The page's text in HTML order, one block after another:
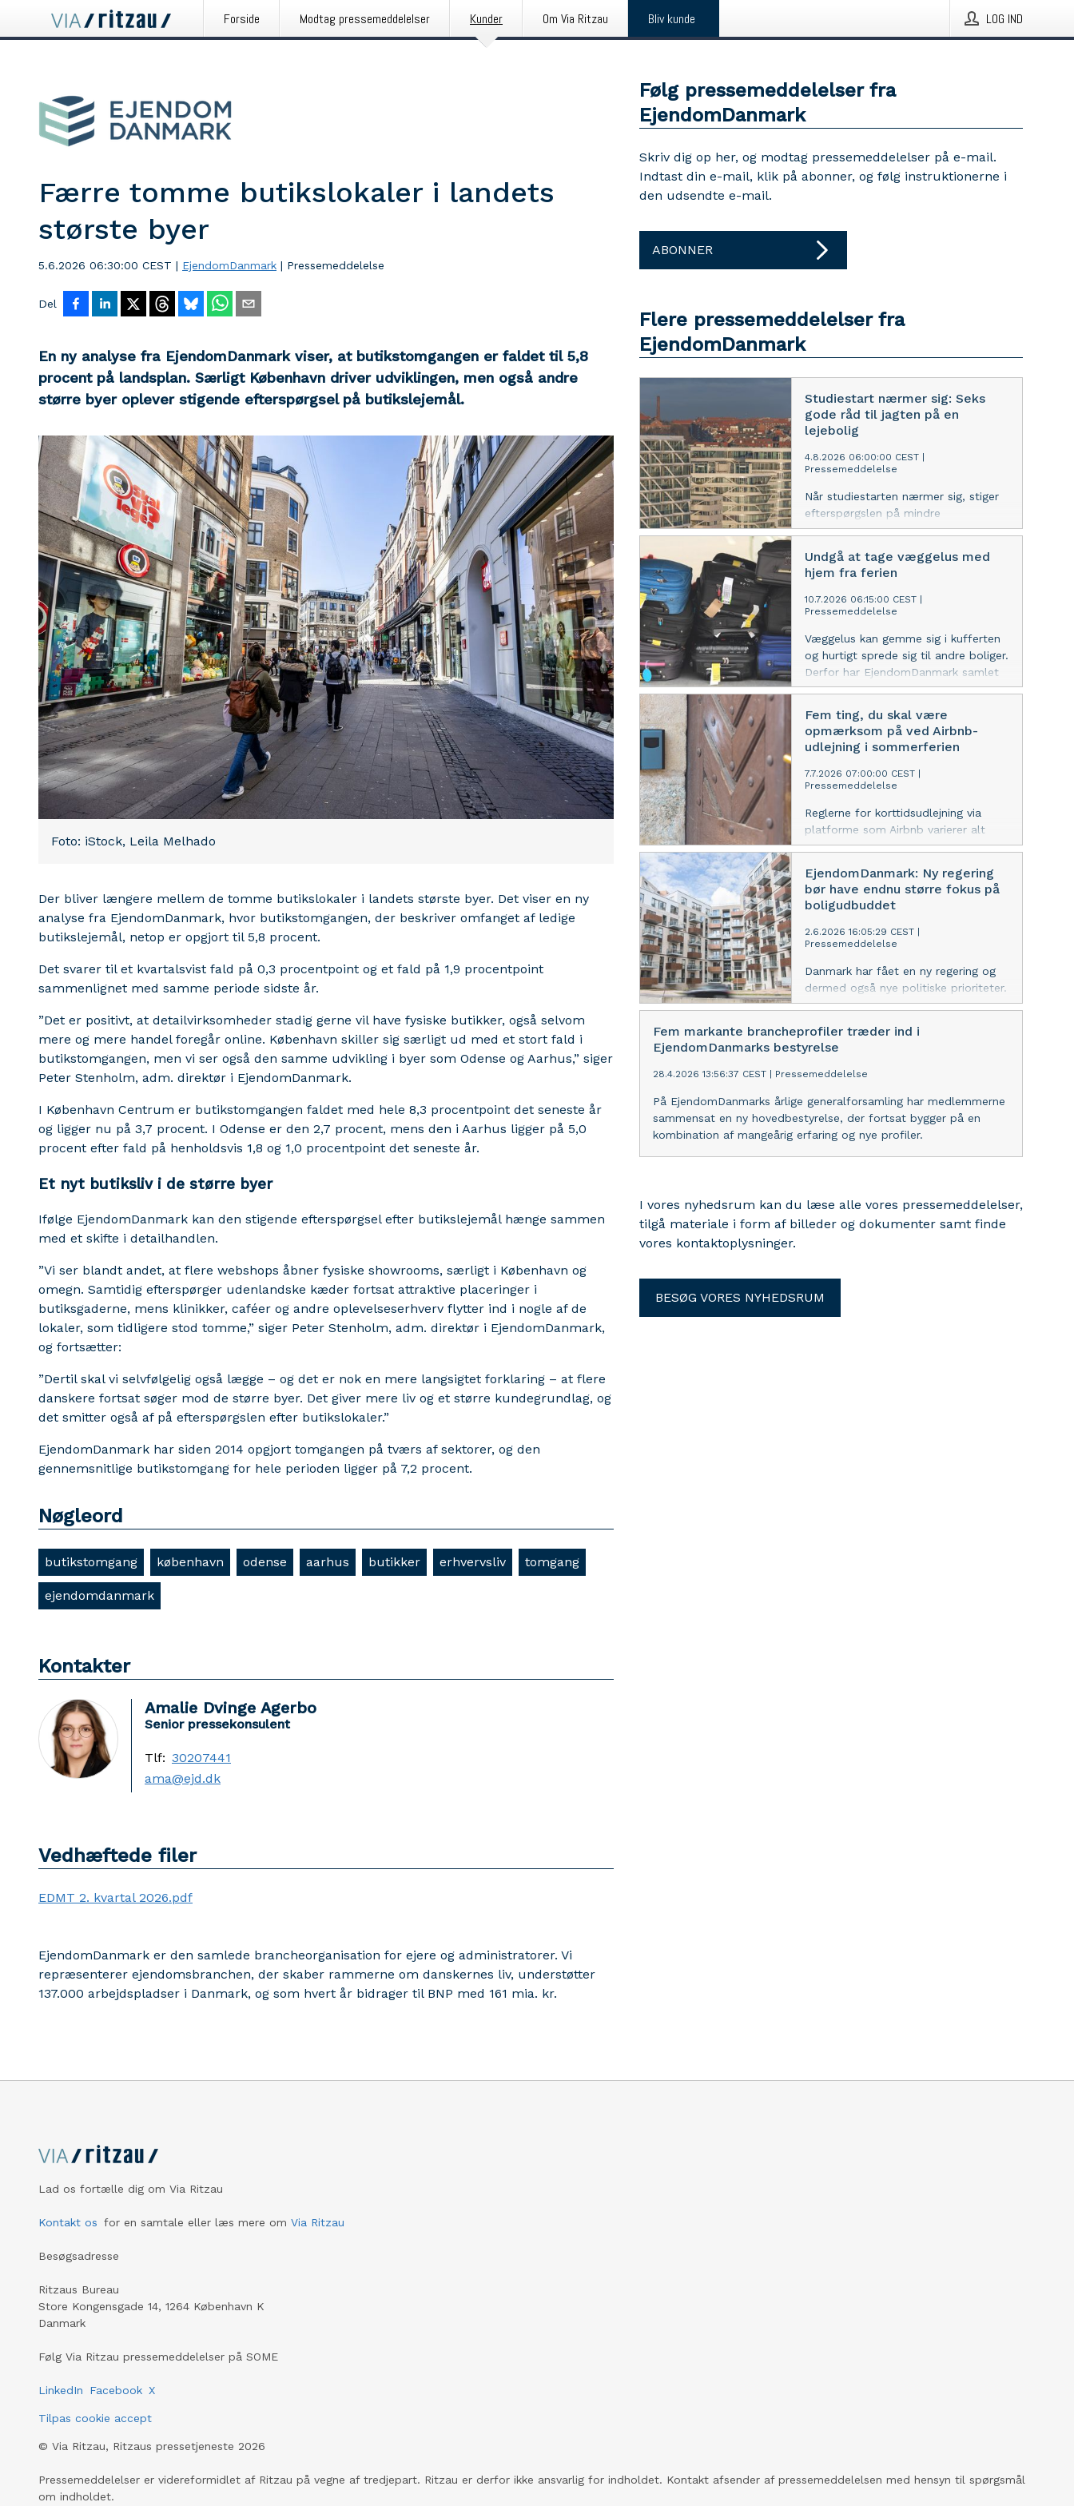
Forside Modtag pressemeddelelser Kunder Om Via Ritzau Bliv kunde LOG IND
Færre tomme butikslokaler i landets
største byer
5.6.2026 06:30:00 CEST | EjendomDanmark | Pressemeddelelse
Del
En ny analyse fra EjendomDanmark viser, at butikstomgangen er faldet til 5,8
procent på landsplan. Særligt København driver udviklingen, men også andre
større byer oplever stigende efterspørgsel på butikslejemål.
Foto: iStock, Leila Melhado
Der bliver længere mellem de tomme butikslokaler i landets største byer. Det viser en ny
analyse fra EjendomDanmark, hvor butikstomgangen, der beskriver omfanget af ledige
butikslejemål, netop er opgjort til 5,8 procent.
Det svarer til et kvartalsvist fald på 0,3 procentpoint og et fald på 1,9 procentpoint
sammenlignet med samme periode sidste år.
”Det er positivt, at detailvirksomheder stadig gerne vil have fysiske butikker, også selvom
mere og mere handel foregår online. København skiller sig særligt ud med et stort fald i
butikstomgangen, men vi ser også den samme udvikling i byer som Odense og Aarhus,” siger
Peter Stenholm, adm. direktør i EjendomDanmark.
I København Centrum er butikstomgangen faldet med hele 8,3 procentpoint det seneste år
og ligger nu på 3,7 procent. I Odense er den 2,7 procent, mens den i Aarhus ligger på 5,0
procent efter fald på henholdsvis 1,8 og 1,0 procentpoint det seneste år.
Et nyt butiksliv i de større byer
Ifølge EjendomDanmark kan den stigende efterspørgsel efter butikslejemål hænge sammen
med et skifte i detailhandlen.
”Vi ser blandt andet, at flere webshops åbner fysiske showrooms, særligt i København og
omegn. Samtidig efterspørger udenlandske kæder fortsat attraktive placeringer i
butiksgaderne, mens klinikker, caféer og andre oplevelseserhverv flytter ind i nogle af de
lokaler, som tidligere stod tomme,” siger Peter Stenholm, adm. direktør i EjendomDanmark,
og fortsætter:
”Dertil skal vi selvfølgelig også lægge – og det er nok en mere langsigtet forklaring – at flere
danskere fortsat søger mod de større byer. Det giver mere liv og et større kundegrundlag, og
det smitter også af på efterspørgslen efter butikslokaler.”
EjendomDanmark har siden 2014 opgjort tomgangen på tværs af sektorer, og den
gennemsnitlige butikstomgang for hele perioden ligger på 7,2 procent.
Nøgleord
butikstomgang københavn odense aarhus butikker erhvervsliv tomgang
ejendomdanmark
Kontakter
Amalie Dvinge Agerbo
Senior pressekonsulent
Tlf: 30207441
ama@ejd.dk
Vedhæftede filer
EDMT 2. kvartal 2026.pdf
EjendomDanmark er den samlede brancheorganisation for ejere og administratorer. Vi
repræsenterer ejendomsbranchen, der skaber rammerne om danskernes liv, understøtter
137.000 arbejdspladser i Danmark, og som hvert år bidrager til BNP med 161 mia. kr.
Følg pressemeddelelser fra
EjendomDanmark
Skriv dig op her, og modtag pressemeddelelser på e-mail.
Indtast din e-mail, klik på abonner, og følg instruktionerne i
den udsendte e-mail.
ABONNER
Flere pressemeddelelser fra
EjendomDanmark
Studiestart nærmer sig: Seks
gode råd til jagten på en
lejebolig
4.8.2026 06:00:00 CEST
Pressemeddelelse
Når studiestarten nærmer sig, stiger
efterspørgslen på mindre
lejeboliger. EjendomDanmark har
finder bolig og undgår de typiske
faldgruber.
Undgå at tage væggelus med
hjem fra ferien
10.7.2026 06:15:00 CEST
Pressemeddelelse
Væggelus kan gemme sig i kufferten
og hurtigt sprede sig til andre boliger.
Derfor har EjendomDanmark samlet
fire gode råd til, hvordan du undgår
sommerferien.
Fem ting, du skal være
opmærksom på ved Airbnb-
udlejning i sommerferien
7.7.2026 07:00:00 CEST
Pressemeddelelse
Reglerne for korttidsudlejning via
platforme som Airbnb varierer alt
efter boligtype, og som vært har du
Her er EjendomDanmarks fem gode
råd til dig, der overvejer at udleje din
bolig i sommerferien.
EjendomDanmark: Ny regering
bør have endnu større fokus på
boligudbuddet
2.6.2026 16:05:29 CEST
Pressemeddelelse
Danmark har fået en ny regering og
dermed også nye politiske prioriteter.
Hos EjendomDanmark glæder man
huslejeloft er droppet, men efterlyser
et større fokus på at få tiltrukket
investeringer til de nødvendige
Fem markante brancheprofiler træder ind i
EjendomDanmarks bestyrelse
28.4.2026 13:56:37 CEST Pressemeddelelse
På EjendomDanmarks årlige generalforsamling har medlemmerne
sammensat en ny hovedbestyrelse, der fortsat bygger på en
kombination af mangeårig erfaring og nye profiler.
I vores nyhedsrum kan du læse alle vores pressemeddelelser,
tilgå materiale i form af billeder og dokumenter samt finde
vores kontaktoplysninger.
BESØG VORES NYHEDSRUM
Lad os fortælle dig om Via Ritzau
Kontakt os for en samtale eller læs mere om Via Ritzau
Besøgsadresse
Ritzaus Bureau
Store Kongensgade 14, 1264 København K
Danmark
Følg Via Ritzau pressemeddelelser på SOME
LinkedIn Facebook X
Tilpas cookie accept
© Via Ritzau, Ritzaus pressetjeneste 2026
Pressemeddelelser er videreformidlet af Ritzau på vegne af tredjepart. Ritzau er derfor ikke ansvarlig for indholdet. Kontakt afsender af pressemeddelelsen med hensyn til spørgsmål
om indholdet.